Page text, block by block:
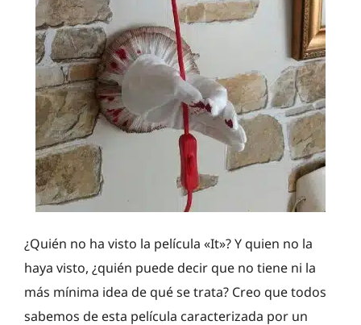
¿Quién no ha visto la película «It»? Y quien no la
haya visto, ¿quién puede decir que no tiene ni la
más mínima idea de qué se trata? Creo que todos
sabemos de esta película caracterizada por un